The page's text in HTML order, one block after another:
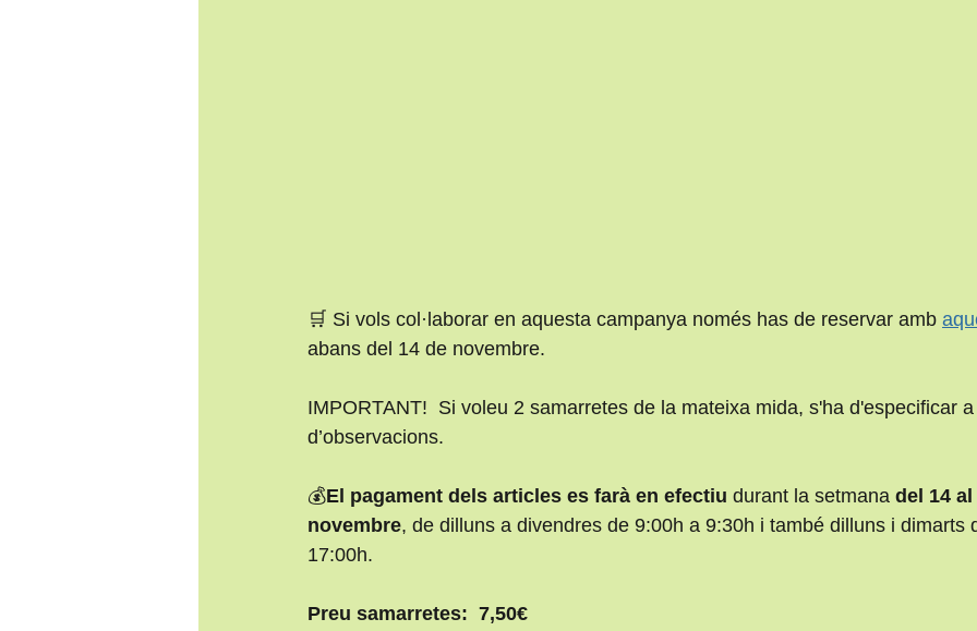
🛒 Si vols col·laborar en aquesta campanya només has de reservar amb
abans del 14 de novembre.
IMPORTANT!  Si voleu 2 samarretes de la mateixa mida, s'ha d'especificar
d’observacions.
💰El pagament dels articles es farà en efectiu durant la setmana del 14 al
novembre, de dilluns a divendres de 9:00h a 9:30h i també dilluns i dimarts
17:00h.
Preu samarretes:  7,50€